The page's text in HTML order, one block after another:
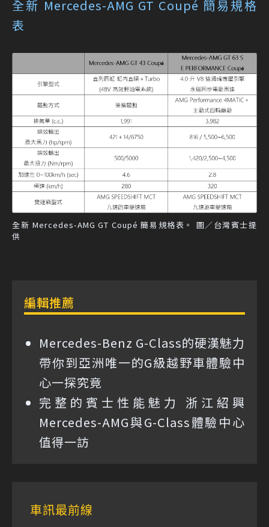
全新 Mercedes-AMG GT Coupé 簡易規格
表
全新 Mercedes-AMG GT Coupé 簡易規格表。 圖／台灣賓士提
供
編輯推薦
Mercedes-Benz G-Class的硬漢魅力
帶你到亞洲唯一的G級越野車體驗中
心一探究竟
完整的賓士性能魅力 浙江紹興
Mercedes-AMG與G-Class體驗中心
值得一訪
車訊最前線